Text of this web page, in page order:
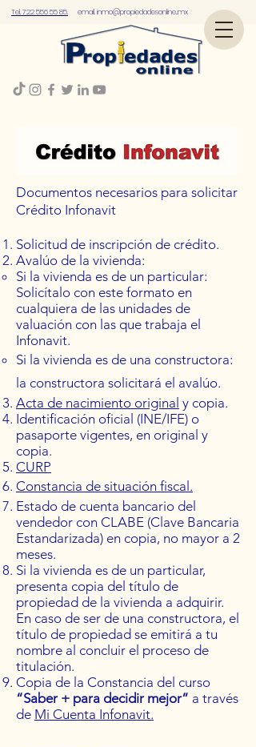
Tel. 722 556 55 85. email.inmo@propiedadesonline..mx
​Documentos necesarios para solicitar
Crédito Infonavit
Solicitud de inscripción de crédito.
Avalúo de la vivienda:
Si la vivienda es de un particular:
Solicítalo con este formato en
cualquiera de las unidades de
valuación con las que trabaja el
Infonavit.
Si la vivienda es de una constructora:
la constructora solicitará el avalúo.
Acta de nacimiento original y copia.
Identificación oficial (INE/IFE) o
pasaporte vigentes, en original y
copia.
CURP
Constancia de situación fiscal.
Estado de cuenta bancario del
vendedor con CLABE (Clave Bancaria
Estandarizada) en copia, no mayor a 2
meses.
Si la vivienda es de un particular,
presenta copia del título de
propiedad de la vivienda a adquirir.
En caso de ser de una constructora, el
título de propiedad se emitirá a tu
nombre al concluir el proceso de
titulación.
Copia de la Constancia del curso
“Saber + para decidir mejor” a través
de Mi Cuenta Infonavit.